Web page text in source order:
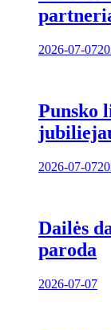
2026-07-07
Punsko
2026-07-07
Dailės
paroda
2026-07-07